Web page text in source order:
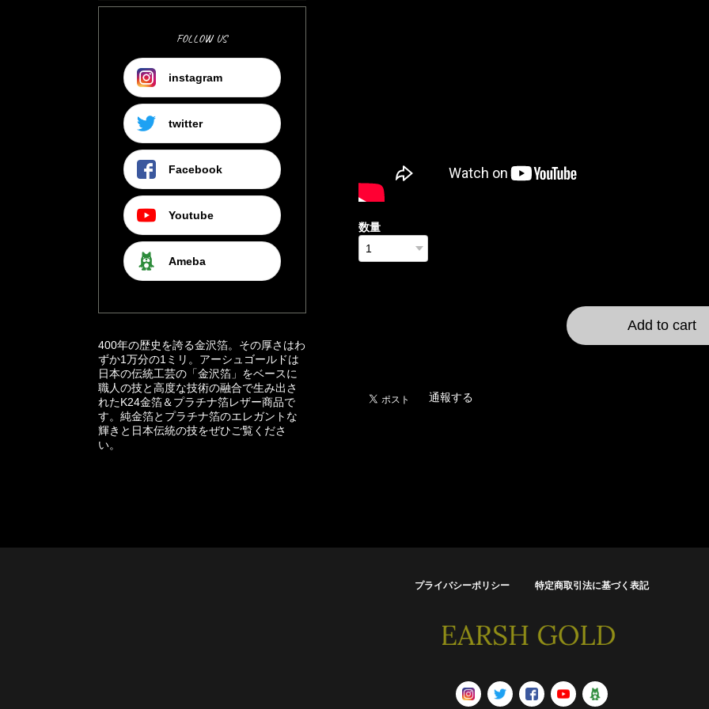
FOLLOW US
instagram
twitter
Facebook
Youtube
Ameba
400年の歴史を誇る金沢箔。その厚さはわ
ずか1万分の1ミリ。アーシュゴールドは
日本の伝統工芸の「金沢箔」をベースに
職人の技と高度な技術の融合で生み出さ
れたK24金箔＆プラチナ箔レザー商品で
す。純金箔とプラチナ箔のエレガントな
輝きと日本伝統の技をぜひご覧くださ
い。
数量
Add to cart
通報する
プライバシーポリシー 特定商取引法に基づく表記